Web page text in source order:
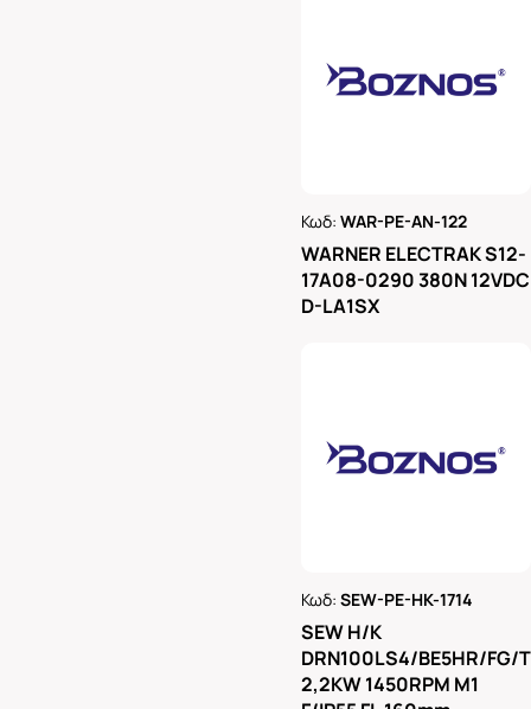
Κωδ:WAR-PE-AN-122
WARNER ELECTRAK S12-
17A08-0290 380N 12VDC
D-LA1SX
Κωδ:SEW-PE-HK-1714
SEW H/K
DRN100LS4/BE5HR/FG/
2,2KW 1450RPM M1